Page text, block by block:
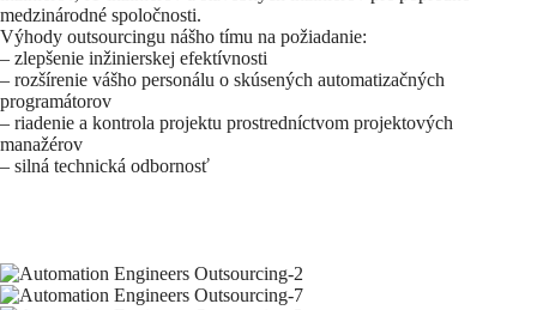
medzinárodné spoločnosti.
Výhody outsourcingu nášho tímu na požiadanie:
– zlepšenie inžinierskej efektívnosti
– rozšírenie vášho personálu o skúsených automatizačných
programátorov
– riadenie a kontrola projektu prostredníctvom projektových
manažérov
– silná technická odbornosť